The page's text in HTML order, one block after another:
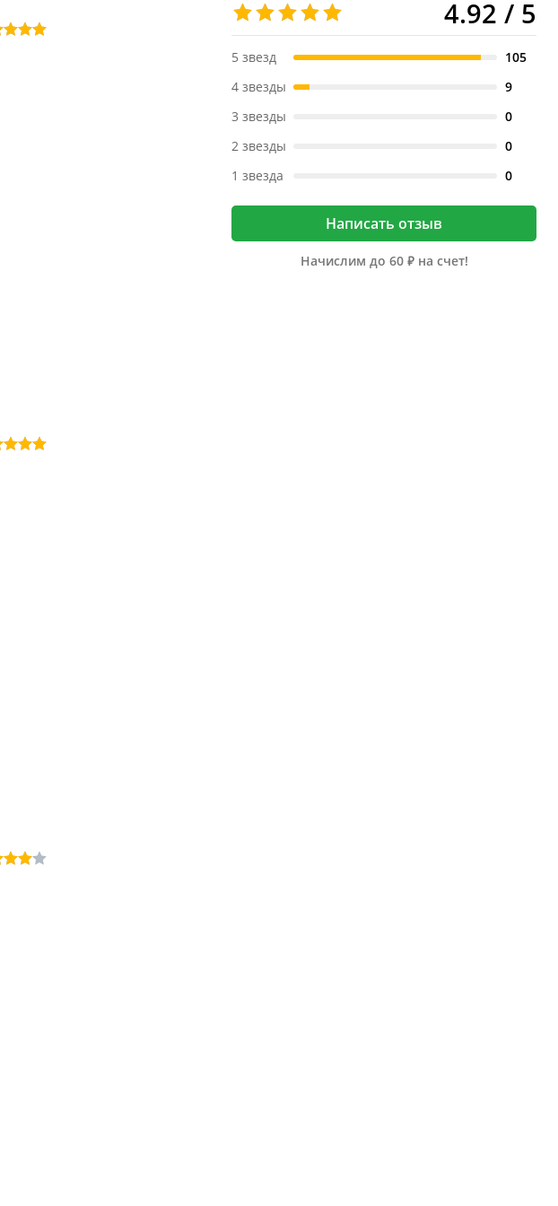
4.92 / 5
5 звезд
105
4 звезды
9
3 звезды
0
2 звезды
0
1 звезда
0
Написать отзыв
Начислим до 60 ₽ на счет!